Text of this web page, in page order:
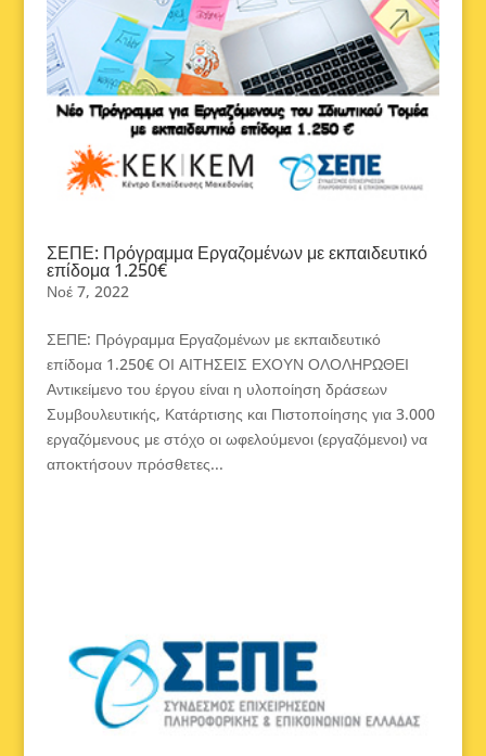
ΣΕΠΕ: Πρόγραμμα Εργαζομένων με εκπαιδευτικό
επίδομα 1.250€
Νοέ 7, 2022
ΣΕΠΕ: Πρόγραμμα Εργαζομένων με εκπαιδευτικό
επίδομα 1.250€ ΟΙ ΑΙΤΗΣΕΙΣ ΕΧΟΥΝ ΟΛΟΛΗΡΩΘΕΙ
Αντικείμενο του έργου είναι η υλοποίηση δράσεων
Συμβουλευτικής, Κατάρτισης και Πιστοποίησης για 3.000
εργαζόμενους με στόχο οι ωφελούμενοι (εργαζόμενοι) να
αποκτήσουν πρόσθετες...